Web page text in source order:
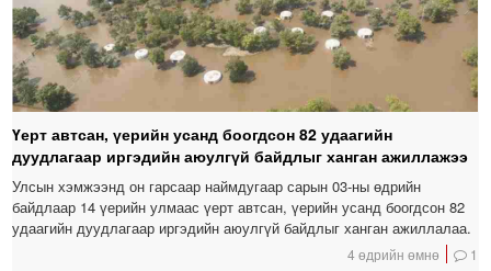
Үерт автсан, үерийн усанд боогдсон 82 удаагийн
дуудлагаар иргэдийн аюулгүй байдлыг ханган ажиллажээ
Улсын хэмжээнд он гарсаар наймдугаар сарын 03-ны өдрийн
байдлаар 14 үерийн улмаас үерт автсан, үерийн усанд боогдсон 82
удаагийн дуудлагаар иргэдийн аюулгүй байдлыг ханган ажиллалаа.
4 өдрийн өмнө 1